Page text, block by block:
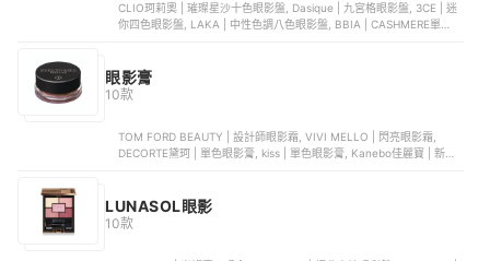
CLIO珂莉奧 | 璀璨星沙十色眼影盤, Dasique | 九宮格眼影盤, 3CE | 迷
你四色眼影盤, LAKA | 中性色調八色眼影盤, BBIA | CASHMERE單色羊
眼影膏
10款
TOM FORD BEAUTY | 設計師眼影霜, VIVI MELLO | 閃亮眼影霜,
DECORTE黛珂 | 單色眼影膏, kiss | 單色眼影膏, Kanebo佳麗寶 | 新奢
LUNASOL眼影
10款